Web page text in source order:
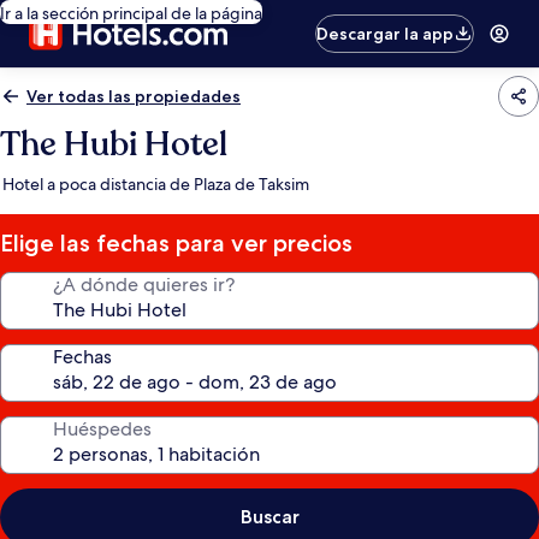
Ir a la sección principal de la página
Descargar la app
Ver todas las propiedades
The Hubi Hotel
Hotel a poca distancia de Plaza de Taksim
Elige las fechas para ver precios
¿A dónde quieres ir?
Fechas
Huéspedes
Buscar